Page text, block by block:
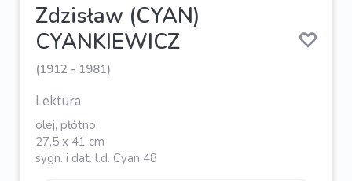
Zdzisław (CYAN)
CYANKIEWICZ
(1912 - 1981)
Lektura
olej, płótno
27,5 x 41 cm
sygn. i dat. l.d. Cyan 48